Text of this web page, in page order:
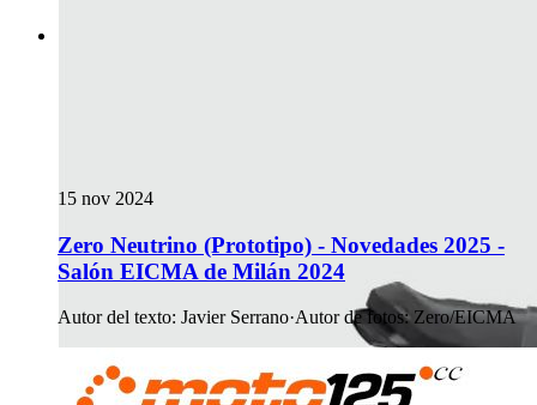
15 nov 2024
Zero Neutrino (Prototipo) - Novedades 2025 -
Salón EICMA de Milán 2024
Autor del texto: Javier Serrano·Autor de fotos: Zero/EICMA